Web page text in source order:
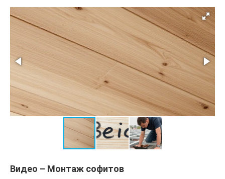
Видео – Монтаж софитов